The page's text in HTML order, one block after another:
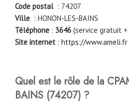
Code postal: 74207
Ville : HONON-LES-BAINS
Téléphone : 3646 (service gratuit
Site internet : https://www.ameli.fr
Quel est le rôle de la
BAINS (74207) ?